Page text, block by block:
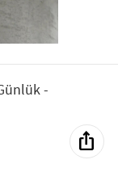
-
ios_share